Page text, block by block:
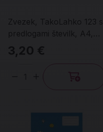
Zvezek, TakoLahko 123 s
predlogami številk, A4,
40-listni
3,20 €
Količina